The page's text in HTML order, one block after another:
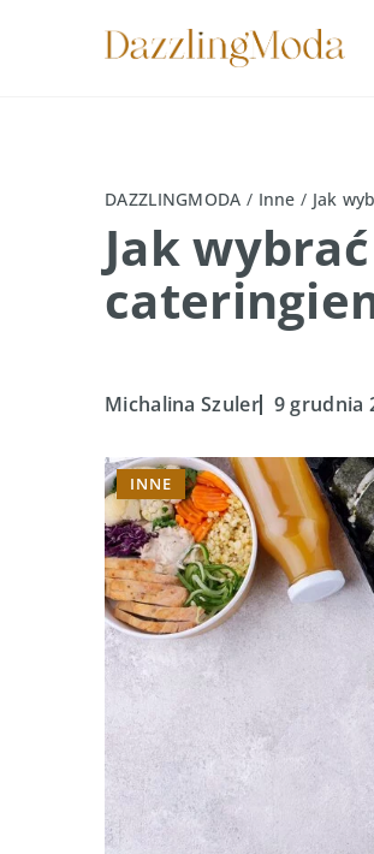
DAZZLINGMODA / Inne / Jak
Jak
Michalina Szuler 9 grudnia
INNE